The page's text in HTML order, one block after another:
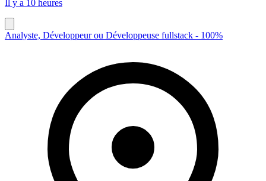
Il y a 10 heures
Analyste, Développeur ou Développeuse fullstack - 100%